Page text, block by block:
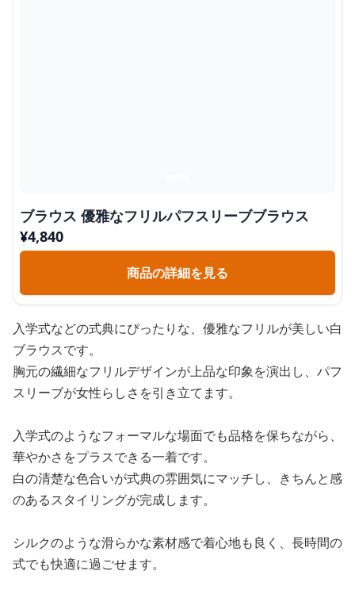
ブラウス 優雅なフリルパフスリーブブラウス
¥4,840
商品の詳細を見る
入学式などの式典にぴったりな、優雅なフリルが美しい白
ブラウスです。
胸元の繊細なフリルデザインが上品な印象を演出し、パフ
スリーブが女性らしさを引き立てます。
入学式のようなフォーマルな場面でも品格を保ちながら、
華やかさをプラスできる一着です。
白の清楚な色合いが式典の雰囲気にマッチし、きちんと感
のあるスタイリングが完成します。
シルクのような滑らかな素材感で着心地も良く、長時間の
式でも快適に過ごせます。